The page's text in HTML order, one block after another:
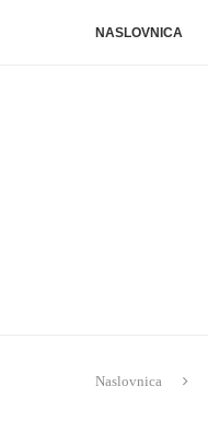
NASLOVNICA
Naslovnica